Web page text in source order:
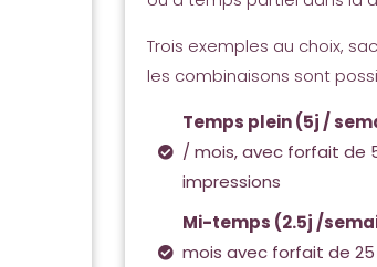
Trois exemples au choix,
les combinaisons sont
Temps plein (5j /
/ mois, avec forfait de
impressions
Mi-temps (2.5j /
mois avec forfait de